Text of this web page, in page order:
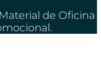
de Oficina